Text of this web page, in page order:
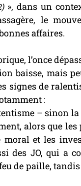
», dans un
le
affaires.
l’once
baisse, mais
signes de
:
– sinon
alors que
et les
des JO, qui a
de paille,